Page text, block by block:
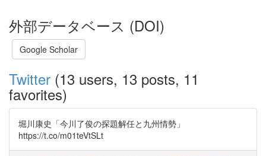
外部データベース (DOI)
Google Scholar
Twitter (13 users, 13 posts, 11
favorites)
堀川康史「今川了俊の探題解任と九州情勢」
https://t.co/m01teVtSLt